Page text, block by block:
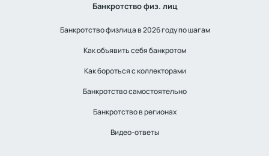
Банкротство физ. лиц
Банкротство физлица в 2026 году по шагам
Как объявить себя банкротом
Как бороться с коллекторами
Банкротство самостоятельно
Банкротство в регионах
Видео-ответы